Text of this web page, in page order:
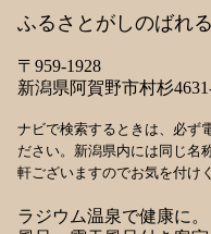
ふるさとがしのばれ
〒959-1928
新潟県阿賀野市村杉
ナビで検索するときは、必ず
ださい。新潟県内には同じ名
軒ございますのでお気を付け
ラジウム温泉で健康に